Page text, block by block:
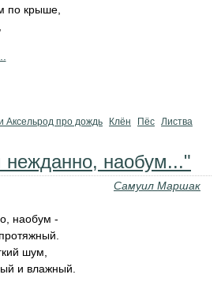
по крыше,
Аксельрод про дождь Клён Пёс Листва
нежданно, наобум..."
Самуил Маршак
наобум -
шум,
и влажный.